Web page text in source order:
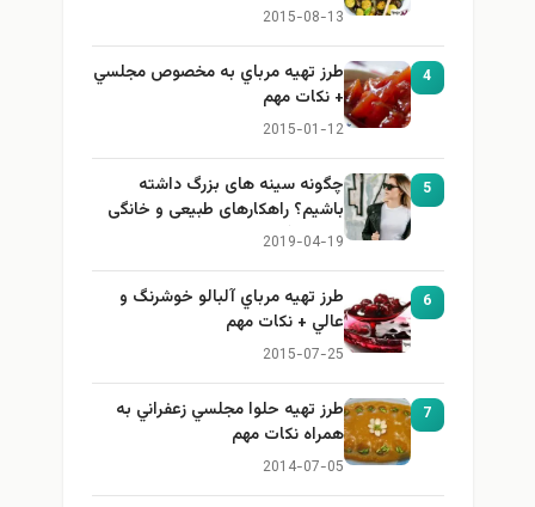
2015-08-13
4
طرز تهيه مرباي به مخصوص مجلسي
+ نكات مهم
2015-01-12
5
چگونه سینه های بزرگ داشته
باشیم؟ راهکارهای طبیعی و خانگی
برای بزرگ کردن سینه
2019-04-19
6
طرز تهيه مرباي آلبالو خوشرنگ و
عالي + نكات مهم
2015-07-25
7
طرز تهيه حلوا مجلسي زعفراني به
همراه نكات مهم
2014-07-05